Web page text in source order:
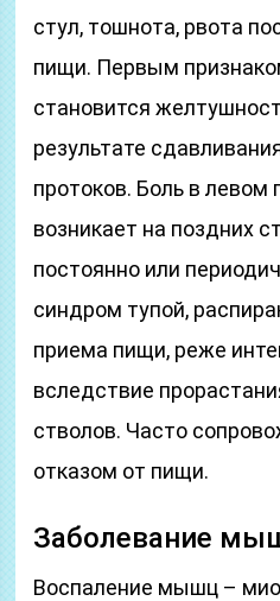
стул, тошнота, рвота
пищи. Первым
становится
результате
протоков. Боль в левом
возникает на поздних
постоянно или
синдром тупой,
приема пищи, реже
вследствие
стволов. Часто
отказом от пищи.
Заболевание
Воспаление мышц –